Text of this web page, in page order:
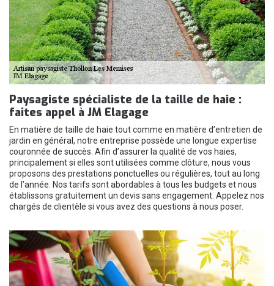
Paysagiste spécialiste de la taille de haie :
faites appel à JM Elagage
En matière de taille de haie tout comme en matière d’entretien de
jardin en général, notre entreprise possède une longue expertise
couronnée de succès. Afin d’assurer la qualité de vos haies,
principalement si elles sont utilisées comme clôture, nous vous
proposons des prestations ponctuelles ou régulières, tout au long
de l’année. Nos tarifs sont abordables à tous les budgets et nous
établissons gratuitement un devis sans engagement. Appelez nos
chargés de clientèle si vous avez des questions à nous poser.